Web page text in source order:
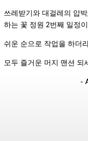
쓰레받기와 대걸레의 압
하는 꽃 정원 2번째 일정
쉬운 순으로 작업을 하더
모두 즐거운 머지 맨션 되
-